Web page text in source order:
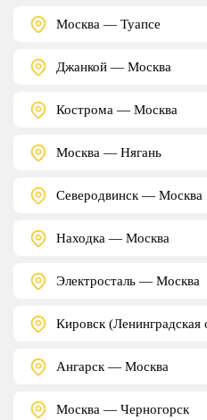
Москва — Туапсе
Джанкой — Москва
Кострома — Москва
Москва — Нягань
Северодвинск — Москва
Находка — Москва
Электросталь — Москва
Кировск
Ангарск — Москва
Москва — Черногорск